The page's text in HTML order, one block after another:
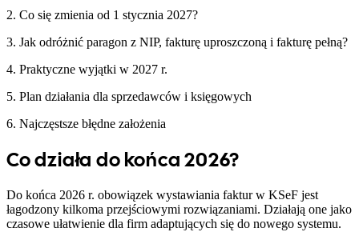
2. Co się zmienia od 1 stycznia 2027?
3. Jak odróżnić paragon z NIP, fakturę uproszczoną i fakturę pełną?
4. Praktyczne wyjątki w 2027 r.
5. Plan działania dla sprzedawców i księgowych
6. Najczęstsze błędne założenia
Co działa do końca 2026?
Do końca 2026 r. obowiązek wystawiania faktur w KSeF jest
łagodzony kilkoma przejściowymi rozwiązaniami. Działają one jako
czasowe ułatwienie dla firm adaptujących się do nowego systemu.